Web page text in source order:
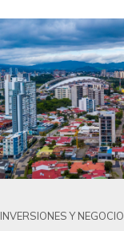
INVERSIONES Y